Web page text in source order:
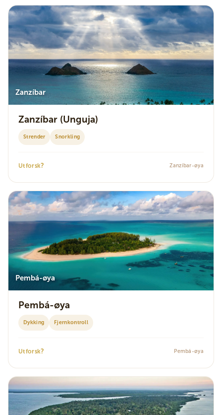
Zanzíbar
Zanzíbar (Unguja)
Strender Snorkling
Utforsk? Zanzíbar-øya
Pembá-øya
Pembá-øya
Dykking Fjernkontroll
Utforsk? Pembá-øya